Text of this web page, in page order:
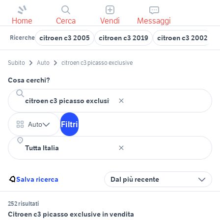
Home Cerca Vendi Messaggi
Ricerche citroen c3 2005 citroen c3 2019 citroen c3 2002
Subito Auto citroen c3 picasso exclusive
Cosa cerchi?
Auto Filtri
Salva ricerca Dal più recente
252 risultati
Citroen c3 picasso exclusive in vendita